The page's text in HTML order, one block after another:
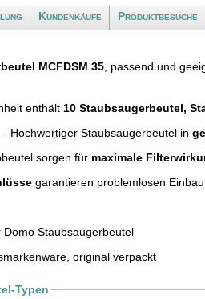
Kundenkäufe Produktbesuche
MCFDSM 35 , passend und
enthält 10 Staubsaugerbeutel,
- Hochwertiger Staubsaugerbeutel in
sorgen für maximale
garantieren problemlosen
Domo Staubsaugerbeutel
original verpackt
Typen